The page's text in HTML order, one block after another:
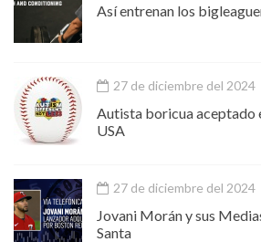
Así entrenan los
27 de diciembre del 2024
Autista boricua aceptado
USA
27 de diciembre del 2024
Jovani Morán y sus
Santa